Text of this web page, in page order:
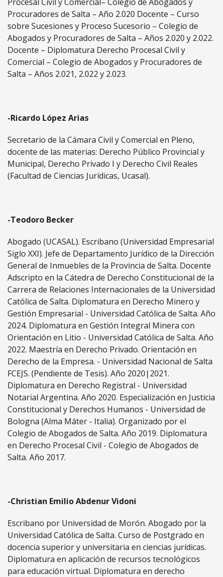
Procuradores de Salta – Año 2.020 Docente – Curso
sobre Sucesiones y Proceso Sucesorio – Colegio de
Abogados y Procuradores de Salta – Años 2.020 y 2.022.
Docente – Diplomatura Derecho Procesal Civil y
Comercial – Colegio de Abogados y Procuradores de
Salta – Años 2.021, 2.022 y 2.023.
-Ricardo López Arias
Secretario de la Cámara Civil y Comercial en Pleno,
docente de las materias: Derecho Público Provincial y
Municipal, Derecho Privado I y Derecho Civil Reales
(Facultad de Ciencias Jurídicas, Ucasal).
-Teodoro Becker
Abogado (UCASAL). Escribano (Universidad Empresarial
Siglo XXI). Jefe de Departamento Jurídico de la Dirección
General de Inmuebles de la Provincia de Salta. Docente
Adscripto en la Cátedra de Derecho Constitucional de la
Carrera de Relaciones Internacionales de la Universidad
Católica de Salta. Diplomatura en Derecho Minero y
Gestión Empresarial - Universidad Católica de Salta. Año
2024. Diplomatura en Gestión Integral Minera con
Orientación en Litio - Universidad Católica de Salta. Año
2022. Maestría en Derecho Privado. Orientación en
Derecho de la Empresa. - Universidad Nacional de Salta
FCEJS. (Pendiente de Tesis). Año 2020|2021.
Diplomatura en Derecho Registral - Universidad
Notarial Argentina. Año 2020. Especialización en Justicia
Constitucional y Derechos Humanos - Universidad de
Bologna (Alma Máter - Italia). Organizado por el
Colegio de Abogados de Salta. Año 2019. Diplomatura
en Derecho Procesal Civil - Colegio de Abogados de
Salta. Año 2017.
-Christian Emilio Abdenur Vidoni
Escribano por Universidad de Morón. Abogado por la
Universidad Católica de Salta. Curso de Postgrado en
docencia superior y universitaria en ciencias jurídicas.
Diplomatura en aplicación de recursos tecnológicos
para educación virtual. Diplomatura en derecho